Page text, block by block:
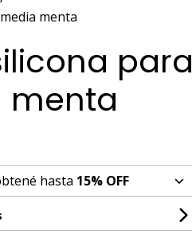
menta
para
menta
hasta 15% OFF